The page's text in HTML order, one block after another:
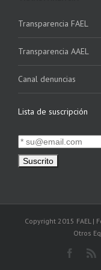
Transparencia FAEL
Transparencia AAEL
Canal denuncias
Lista de suscripción
Copyright 2015 FAEL
Otros